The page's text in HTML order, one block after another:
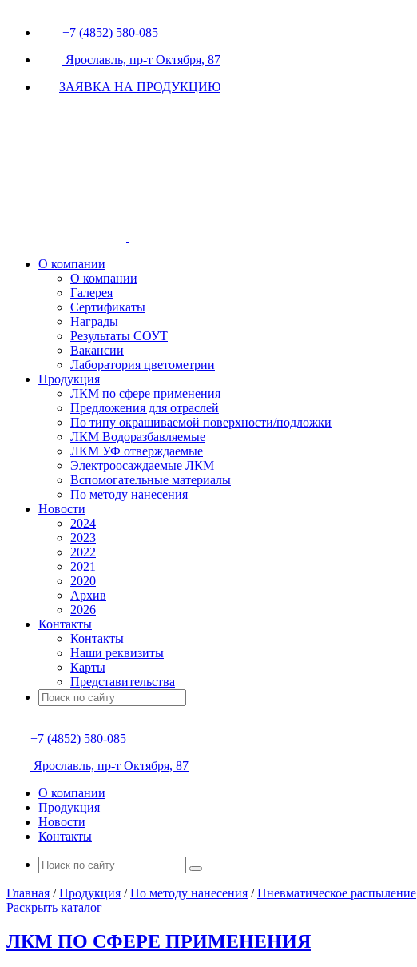
+7 (4852) 580-085
Ярославль, пр-т Октября, 87
ЗАЯВКА НА ПРОДУКЦИЮ
О компании
О компании
Галерея
Сертификаты
Награды
Результаты СОУТ
Вакансии
Лаборатория цветометрии
Продукция
ЛКМ по сфере применения
Предложения для отраслей
По типу окрашиваемой поверхности/подложки
ЛКМ Водоразбавляемые
ЛКМ УФ отверждаемые
Электроосаждаемые ЛКМ
Вспомогательные материалы
По методу нанесения
Новости
2024
2023
2022
2021
2020
Архив
2026
Контакты
Контакты
Наши реквизиты
Карты
Представительства
+7 (4852) 580-085
Ярославль, пр-т Октября, 87
О компании
Продукция
Новости
Контакты
Главная /Продукция /По методу нанесения /Пневматическое распыление
Раскрыть каталог
ЛКМ ПО СФЕРЕ ПРИМЕНЕНИЯ